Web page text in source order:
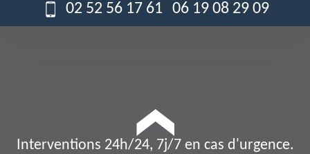
02 52 56 17 61 06 19 08 29 09
Interventions 24h/24, 7j/7 en cas d'urgence.